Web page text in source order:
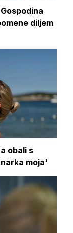
diljem
obali s
moja'